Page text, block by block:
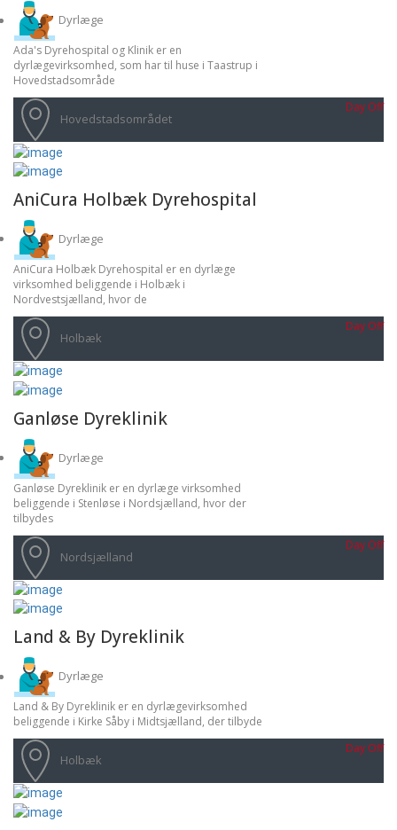
Dyrlæge
Ada's Dyrehospital og Klinik er en
dyrlægevirksomhed, som har til huse i Taastrup i
Hovedstadsområde
Hovedstadsområdet
Day Off
AniCura Holbæk Dyrehospital
Dyrlæge
AniCura Holbæk Dyrehospital er en dyrlæge
virksomhed beliggende i Holbæk i
Nordvestsjælland, hvor de
Holbæk
Day Off
Ganløse Dyreklinik
Dyrlæge
Ganløse Dyreklinik er en dyrlæge virksomhed
beliggende i Stenløse i Nordsjælland, hvor der
tilbydes
Nordsjælland
Day Off
Land & By Dyreklinik
Dyrlæge
Land & By Dyreklinik er en dyrlægevirksomhed
beliggende i Kirke Såby i Midtsjælland, der tilbyde
Holbæk
Day Off